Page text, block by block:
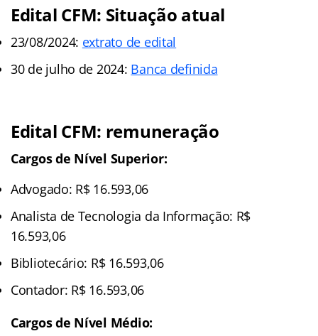
Edital CFM: Situação atual
23/08/2024: extrato de edital
30 de julho de 2024: Banca definida
Edital CFM: remuneração
Cargos de Nível Superior:
Advogado: R$ 16.593,06
Analista de Tecnologia da Informação: R$
16.593,06
Bibliotecário: R$ 16.593,06
Contador: R$ 16.593,06
Cargos de Nível Médio: